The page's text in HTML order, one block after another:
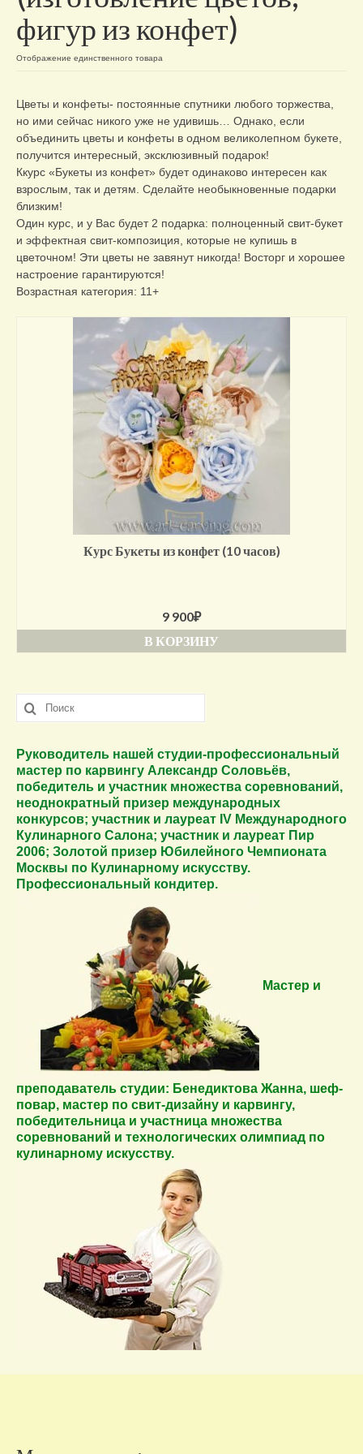
Отзывы о нас
Контакты/доставка
фигур из конфет)
Отображение единственного товара
Цветы и конфеты- постоянные спутники любого торжества,
но ими сейчас никого уже не удивишь… Однако, если
объединить цветы и конфеты в одном великолепном букете,
получится интересный, эксклюзивный подарок!
Ккурс «Букеты из конфет» будет одинаково интересен как
взрослым, так и детям. Сделайте необыкновенные подарки
близким!
Один курс, и у Вас будет 2 подарка: полноценный свит-букет
и эффектная свит-композиция, которые не купишь в
цветочном! Эти цветы не завянут никогда! Восторг и хорошее
настроение гарантируются!
Возрастная категория: 11+
Курс Букеты из конфет (10 часов)
9 900₽
В КОРЗИНУ
Искать:
Руководитель нашей студии-профессиональный
мастер по карвингу Александр Соловьёв,
победитель и участник множества соревнований,
неоднократный призер международных
конкурсов; участник и лауреат IV Международного
Кулинарного Салона; участник и лауреат Пир
2006; Золотой призер Юбилейного Чемпионата
Москвы по Кулинарному искусству.
Профессиональный кондитер.
Мастер и
преподаватель студии: Бенедиктова Жанна, шеф-
повар, мастер по свит-дизайну и карвингу,
победительница и участница множества
соревнований и технологических олимпиад по
кулинарному искусству.